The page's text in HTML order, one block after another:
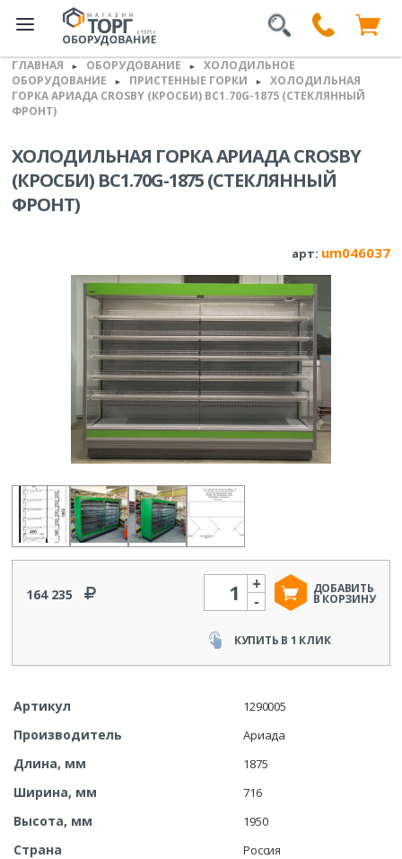
ГЛАВНАЯ ► ОБОРУДОВАНИЕ ►
ХОЛОДИЛЬНОЕ
ОБОРУДОВАНИЕ
► ПРИСТЕННЫЕ ГОРКИ ►
ХОЛОДИЛЬНАЯ
ГОРКА АРИАДА CROSBY (КРОСБИ) ВС1.70G-1875 (СТЕКЛЯННЫЙ
ФРОНТ)
ХОЛОДИЛЬНАЯ ГОРКА АРИАДА CROSBY
(КРОСБИ) ВС1.70G-1875 (СТЕКЛЯННЫЙ
ФРОНТ)
арт: um046037
164 235
Количество
-
+ ДОБАВИТЬ
В КОРЗИНУ
КУПИТЬ В 1 КЛИК
Артикул 1290005
Производитель Ариада
Длина, мм 1875
Ширина, мм 716
Высота, мм 1950
Страна Россия